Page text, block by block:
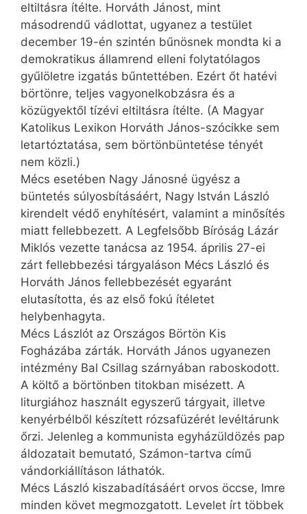
eltiltásra ítélte. Horváth Jánost, mint
másodrendű vádlottat, ugyanez a testület
december 19-én szintén bűnösnek mondta ki a
demokratikus államrend elleni folytatólagos
gyűlöletre izgatás bűntettében. Ezért őt hatévi
börtönre, teljes vagyonelkobzásra és a
közügyektől tízévi eltiltásra ítélte. (A Magyar
Katolikus Lexikon Horváth János-szócikke sem
letartóztatása, sem börtönbüntetése tényét
nem közli.)
Mécs esetében Nagy Jánosné ügyész a
büntetés súlyosbításáért, Nagy István László
kirendelt védő enyhítésért, valamint a minősítés
miatt fellebbezett. A Legfelsőbb Bíróság Lázár
Miklós vezette tanácsa az 1954. április 27-ei
zárt fellebbezési tárgyaláson Mécs László és
Horváth János fellebbezését egyaránt
elutasította, és az első fokú ítéletet
helybenhagyta.
Mécs Lászlót az Országos Börtön Kis
Fogházába zárták. Horváth János ugyanezen
intézmény Bal Csillag szárnyában raboskodott.
A költő a börtönben titokban misézett. A
liturgiához használt egyszerű tárgyait, illetve
kenyérbélből készített rózsafüzérét levéltárunk
őrzi. Jelenleg a kommunista egyházüldözés pap
áldozatait bemutató, Számon-tartva című
vándorkiállításon láthatók.
Mécs László kiszabadításáért orvos öccse, Imre
minden követ megmozgatott. Levelet írt többek